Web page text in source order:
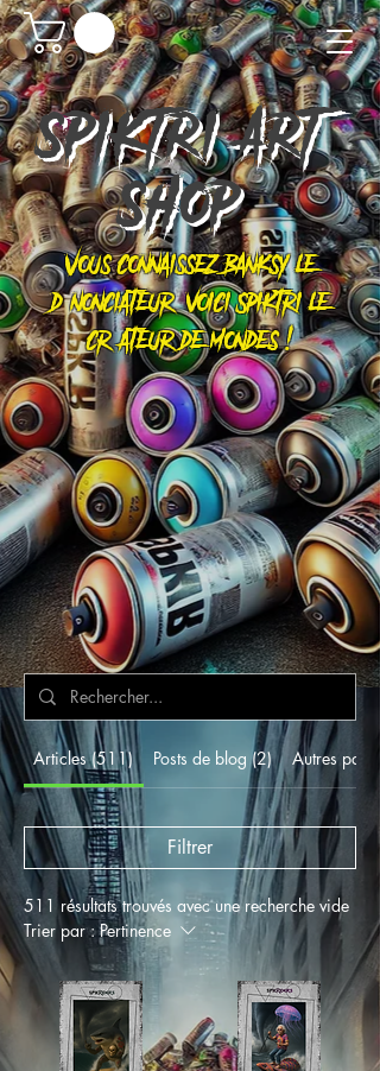
SPIKTRIART
SHOP
Vous connaissez Banksy le
dénonciateur, voici Spiktri le
créateur de mondes !
Articles (511) Posts de blog (2) Autres
Filtrer
511 résultats trouvés avec une recherche vide
Trier par : Pertinence